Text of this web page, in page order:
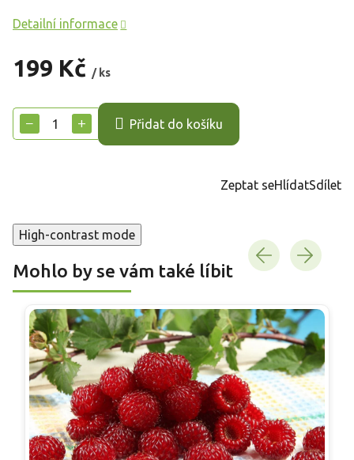
199 Kč / ks
cena:
+
− Přidat do košíku
Detailní informace
Zeptat seHlídatSdílet
High-contrast mode
Mohlo by se vám také líbit